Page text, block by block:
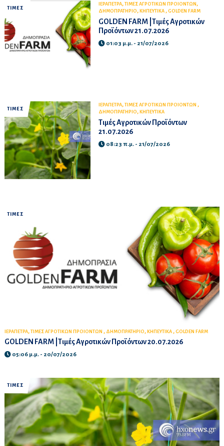
ΤΙΜΕΣ
ΙΕΡΑΠΕΤΡΑ, ΤΙΜΕΣ ΑΓΡΟΤΙΚΩΝ ΠΡΟΙΟΝΤΩΝ ,
ΔΗΜΟΠΡΑΤΗΡΙΟ, ΚΗΠΕΥΤΙΚΑ , GOLDEN FARM
GOLDEN FARM |Τιμές Αγροτικών
Προϊόντων 21.07.2026
01:03 μ.μ. - 21/07/2026
ΤΙΜΕΣ
ΙΕΡΑΠΕΤΡΑ, ΤΙΜΕΣ ΑΓΡΟΤΙΚΩΝ ΠΡΟΙΟΝΤΩΝ ,
ΔΗΜΟΠΡΑΤΗΡΙΟ, ΚΗΠΕΥΤΙΚΑ
Τιμές Αγροτικών Προϊόντων
21.07.2026
08:23 π.μ. - 21/07/2026
ΤΙΜΕΣ
ΙΕΡΑΠΕΤΡΑ, ΤΙΜΕΣ ΑΓΡΟΤΙΚΩΝ ΠΡΟΙΟΝΤΩΝ , ΔΗΜΟΠΡΑΤΗΡΙΟ, ΚΗΠΕΥΤΙΚΑ , GOLDEN FARM
GOLDEN FARM |Τιμές Αγροτικών Προϊόντων 20.07.2026
05:06 μ.μ. - 20/07/2026
ΤΙΜΕΣ